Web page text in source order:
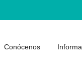
Conócenos